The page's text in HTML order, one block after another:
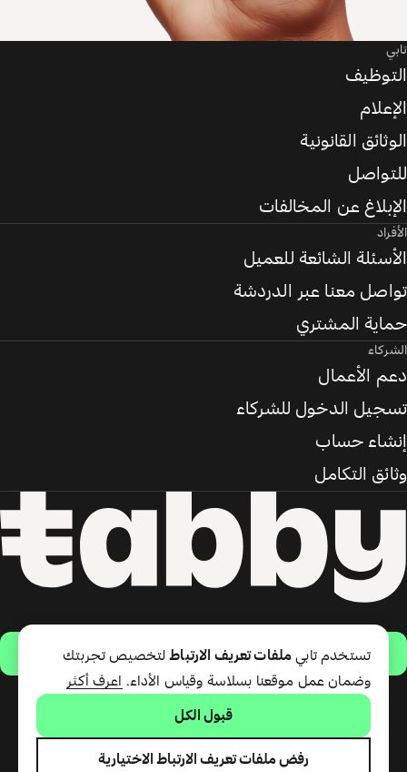
حمّل التطبيق
تقدّم شركة تابي ذ.م.م خدمة الدفع
ذ.م.م المرخصة من مصرف الإمارات
تابي
التوظيف
الإعلام
الوثائق القانونية
للتواصل
الإبلاغ عن المخالفات
الأفراد
الأسئلة الشائعة للعميل
تواصل معنا عبر الدردشة
حماية المشتري
الشركاء
دعم الأعمال
تسجيل الدخول للشركاء
إنشاء حساب
وثائق التكامل
تستخدم تابي ملفات تعريف الارتباطلتخصيص تجربتك
وضمان عمل موقعنا بسلاسة وقياس الأداء.
اعرف أكثر
قبول الكل
رفض ملفات تعريف الارتباط الاختيارية